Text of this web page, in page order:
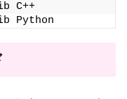
C++
Python